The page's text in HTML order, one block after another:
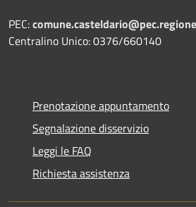
PEC:
Centralino Unico: 0376/660140
Prenotazione appuntamento
Segnalazione disservizio
Leggi le FAQ
Richiesta assistenza